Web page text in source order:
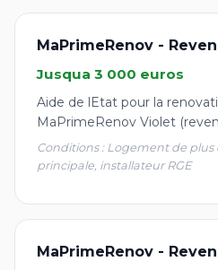
MaPrimeRenov -
Jusqua 3 000 euros
Aide de lEtat pour la
MaPrimeRenov Violet
Conditions : Logement de plus
principale, installateur RGE
MaPrimeRenov -